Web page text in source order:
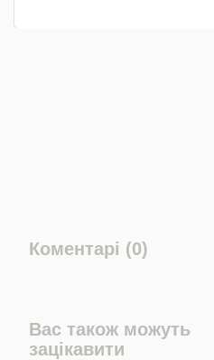
Коментарі (0)
Вас також можуть
зацікавити